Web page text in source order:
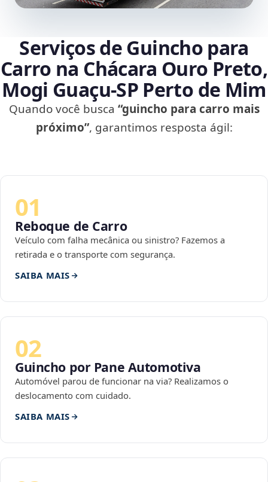
Serviços de Guincho para
Carro na Chácara Ouro Preto,
Mogi Guaçu‑SP Perto de Mim
Quando você busca “guincho para carro mais
próximo”, garantimos resposta ágil:
01
Reboque de Carro
Veículo com falha mecânica ou sinistro? Fazemos a
retirada e o transporte com segurança.
SAIBA MAIS
02
Guincho por Pane Automotiva
Automóvel parou de funcionar na via? Realizamos o
deslocamento com cuidado.
SAIBA MAIS